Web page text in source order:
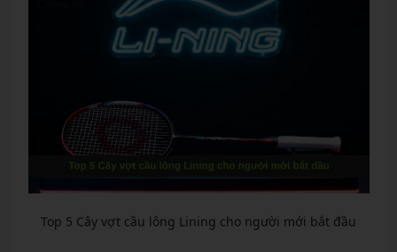
Top 5 Cây vợt cầu lông Lining cho người mới bắt đầu